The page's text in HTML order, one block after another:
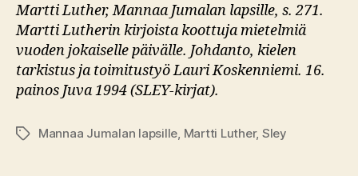
Martti Luther, Mannaa Jumalan lapsille, s. 271.
Martti Lutherin kirjoista koottuja mietelmiä
vuoden jokaiselle päivälle. Johdanto, kielen
tarkistus ja toimitustyö Lauri Koskenniemi. 16.
painos Juva 1994 (SLEY-kirjat).
Avainsanat
Mannaa Jumalan lapsille Martti Luther, Sley